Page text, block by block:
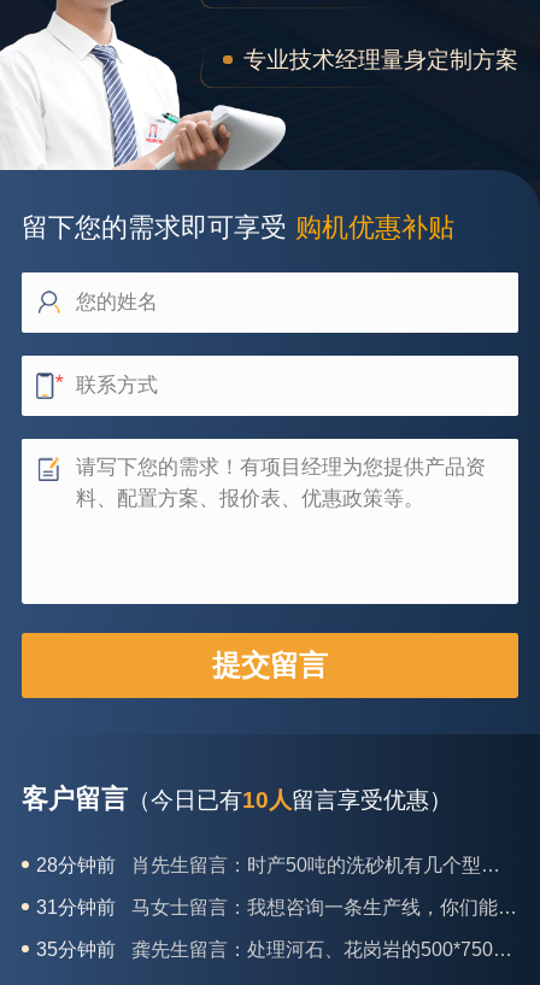
专业技术经理量身定制方案
留下您的需求即可享受 购机优惠补贴
客户留言（今日已有10人留言享受优惠）
28分钟前 肖先生留言：时产50吨的洗砂机有几个型号？
31分钟前 马女士留言：我想咨询一条生产线，你们能做吗？
35分钟前 龚先生留言：处理河石、花岗岩的500*750颚破机什么价位？